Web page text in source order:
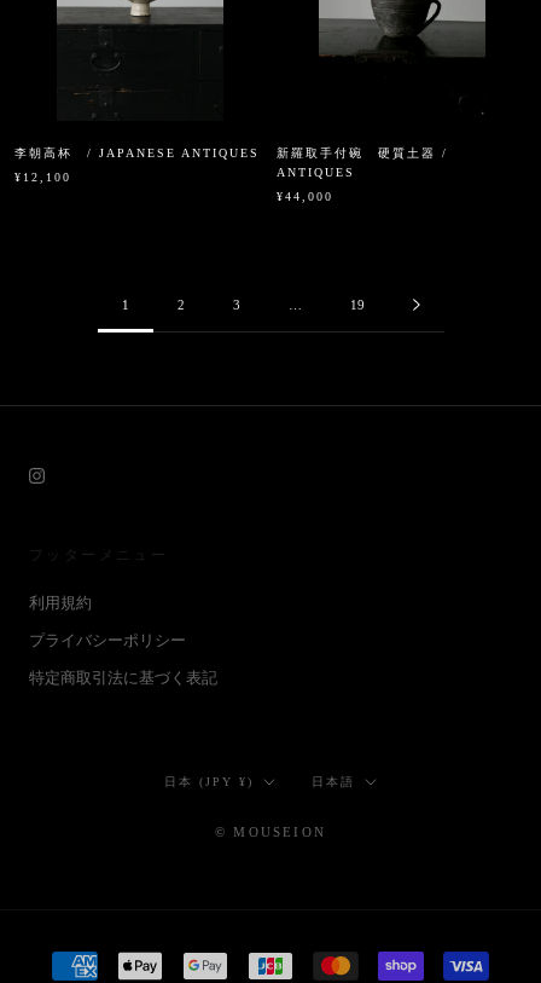
李朝高杯 / JAPANESE ANTIQUES
¥12,100
新羅取手付碗 硬質土器 /
ANTIQUES
¥44,000
1 2 3 19
フッターメニュー
利用規約
プライバシーポリシー
特定商取引法に基づく表記
国/
日本 (JPY ¥)
言
日本語
© MOUSEION